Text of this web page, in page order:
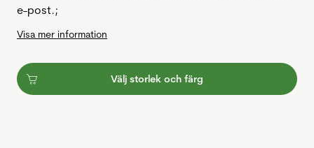
e-post.;
Visa mer information
Välj storlek och färg